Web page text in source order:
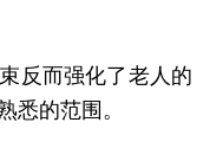
反而强化了老人的
的范围。